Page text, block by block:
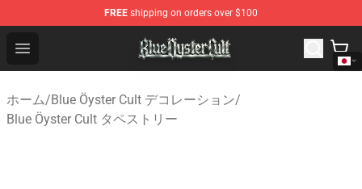
FREE shipping on orders over $100
Open menu
Blue Öyster Cult Store - Official Blue Öyster Cult
ホーム/Blue Öyster Cult デコレーション/
Blue Öyster Cult タペストリー